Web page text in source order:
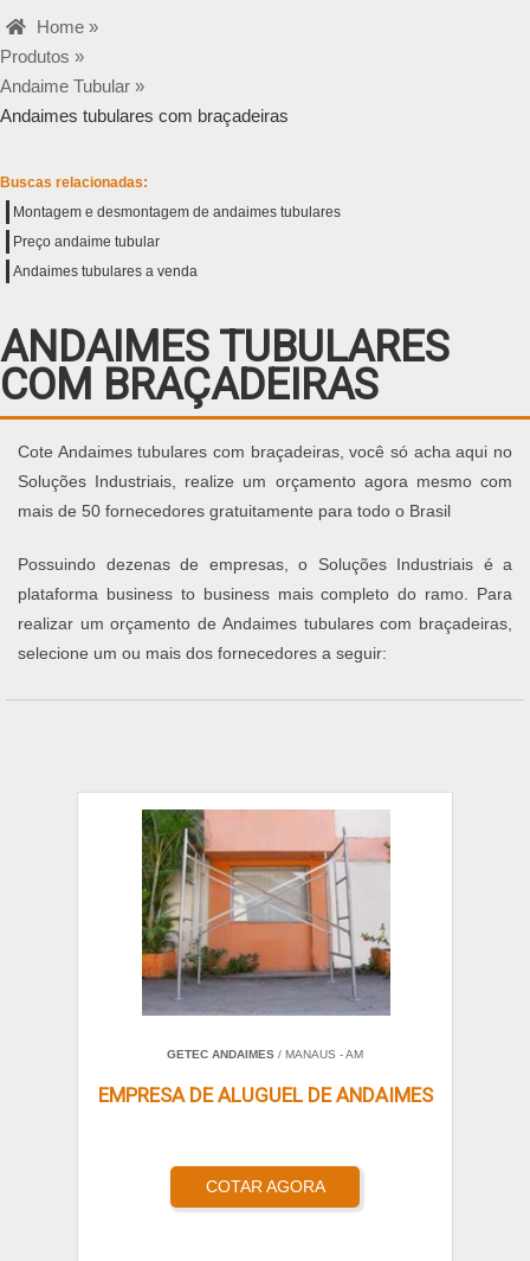
Home »
Produtos »
Andaime Tubular »
Andaimes tubulares com braçadeiras
Buscas relacionadas:
Montagem e desmontagem de andaimes tubulares
Preço andaime tubular
Andaimes tubulares a venda
ANDAIMES TUBULARES
COM BRAÇADEIRAS
Cote Andaimes tubulares com braçadeiras, você só acha aqui no
Soluções Industriais, realize um orçamento agora mesmo com
mais de 50 fornecedores gratuitamente para todo o Brasil
Possuindo dezenas de empresas, o Soluções Industriais é a
plataforma business to business mais completo do ramo. Para
realizar um orçamento de Andaimes tubulares com braçadeiras,
selecione um ou mais dos fornecedores a seguir:
GETEC ANDAIMES / MANAUS - AM
EMPRESA DE ALUGUEL DE ANDAIMES
COTAR AGORA